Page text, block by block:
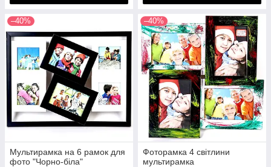
–40%
Мультирамка на 6 рамок для
фото "Чорно-біла"
–40%
Фоторамка 4 світлини
мультирамка